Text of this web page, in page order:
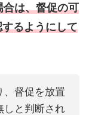
は、督促の可
るようにして
、督促を放置
しと判断され